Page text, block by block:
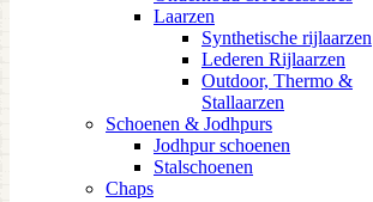
Laarzen
Synthetische rijlaarzen
Lederen Rijlaarzen
Outdoor, Thermo &
Stallaarzen
Schoenen & Jodhpurs
Jodhpur schoenen
Stalschoenen
Chaps